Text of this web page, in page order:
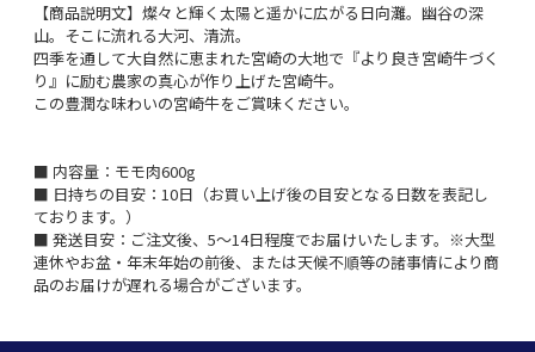
【商品説明文】燦々と輝く太陽と遥かに広がる日向灘。幽谷の深
山。そこに流れる大河、清流。
四季を通して大自然に恵まれた宮崎の大地で『より良き宮崎牛づく
り』に励む農家の真心が作り上げた宮崎牛。
この豊潤な味わいの宮崎牛をご賞味ください。
■ 内容量：モモ肉600g
■ 日持ちの目安：10日（お買い上げ後の目安となる日数を表記し
ております。）
■ 発送目安：ご注文後、5～14日程度でお届けいたします。※大型
連休やお盆・年末年始の前後、または天候不順等の諸事情により商
品のお届けが遅れる場合がございます。